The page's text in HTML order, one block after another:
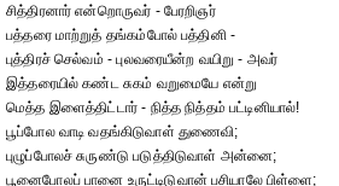
சித்திரனார் என்றொருவர் - பேரறிஞர்
பத்தரை மாற்றுத் தங்கம்போல் பத்தினி -
புத்திரச் செல்வம் - புலவரையீன்ற வயிறு - அவர்
இத்தரையில் கண்ட சுகம் வறுமையே என்று
மெத்த இளைத்திட்டார் - நித்த நித்தம் பட்டினியால்!
பூப்போல வாடி வதங்கிடுவாள் துணைவி;
புழுப்போலச் சுருண்டு படுத்திடுவாள் அன்னை;
பூனைபோலப் பானை உருட்டிடுவான் பசியாலே பிள்ளை;